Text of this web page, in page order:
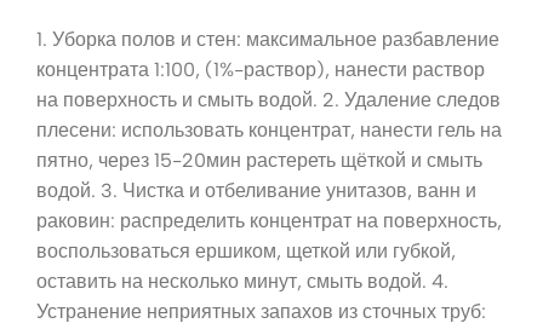
1. Уборка полов и стен: максимальное разбавление
концентрата 1:100, (1%-раствор), нанести раствор
на поверхность и смыть водой. 2. Удаление следов
плесени: использовать концентрат, нанести гель на
пятно, через 15-20мин растереть щёткой и смыть
водой. 3. Чистка и отбеливание унитазов, ванн и
раковин: распределить концентрат на поверхность,
воспользоваться ершиком, щеткой или губкой,
оставить на несколько минут, смыть водой. 4.
Устранение неприятных запахов из сточных труб: